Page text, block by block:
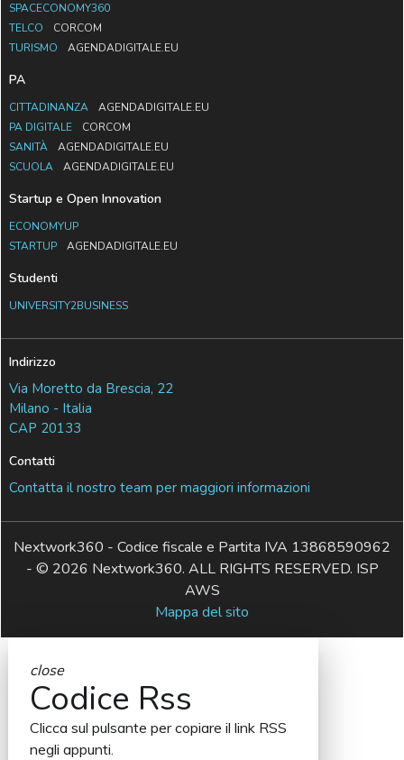
SPACECONOMY360
TELCO
CORCOM
TURISMO
AGENDADIGITALE.EU
PA
CITTADINANZA
AGENDADIGITALE.EU
PA DIGITALE
CORCOM
SANITÀ
AGENDADIGITALE.EU
SCUOLA
AGENDADIGITALE.EU
Startup e Open Innovation
ECONOMYUP
STARTUP
AGENDADIGITALE.EU
Studenti
UNIVERSITY2BUSINESS
Indirizzo
Via Moretto da Brescia, 22
Milano - Italia
CAP 20133
Contatti
Contatta il nostro team per maggiori informazioni
Nextwork360 - Codice fiscale e Partita IVA 13868590962
- © 2026 Nextwork360. ALL RIGHTS RESERVED. ISP
AWS
Mappa del sito
close
Codice Rss
Clicca sul pulsante per copiare il link RSS
negli appunti.